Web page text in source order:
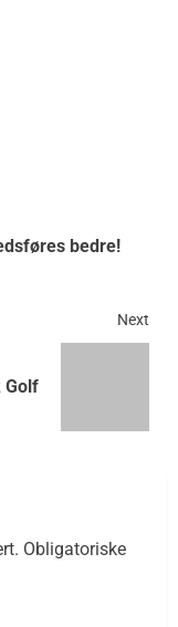
bedre!
Next
Golf
Obligatoriske